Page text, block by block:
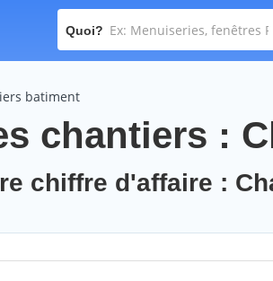
Quoi?
batiment
chantiers :
chiffre d'affaire :